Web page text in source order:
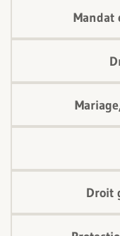
Mandat
Droit